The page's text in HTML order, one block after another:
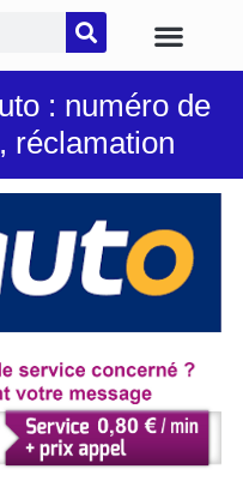
: numéro de
réclamation